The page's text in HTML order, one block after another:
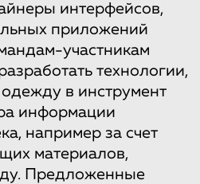
интерфейсов,
приложений
участникам
технологии,
в инструмент
информации
например за счет
материалов,
Предложенные